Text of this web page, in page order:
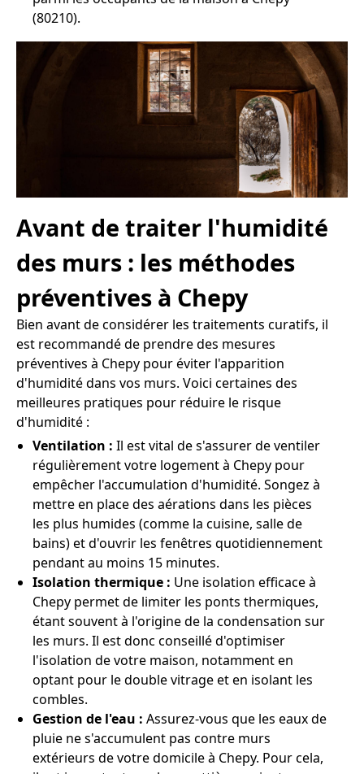
(80210).
Avant de traiter l'humidité
des murs : les méthodes
préventives à Chepy
Bien avant de considérer les traitements curatifs, il
est recommandé de prendre des mesures
préventives à Chepy pour éviter l'apparition
d'humidité dans vos murs. Voici certaines des
meilleures pratiques pour réduire le risque
d'humidité :
Ventilation : Il est vital de s'assurer de ventiler
régulièrement votre logement à Chepy pour
empêcher l'accumulation d'humidité. Songez à
mettre en place des aérations dans les pièces
les plus humides (comme la cuisine, salle de
bains) et d'ouvrir les fenêtres quotidiennement
pendant au moins 15 minutes.
Isolation thermique : Une isolation efficace à
Chepy permet de limiter les ponts thermiques,
étant souvent à l'origine de la condensation sur
les murs. Il est donc conseillé d'optimiser
l'isolation de votre maison, notamment en
optant pour le double vitrage et en isolant les
combles.
Gestion de l'eau : Assurez-vous que les eaux de
pluie ne s'accumulent pas contre murs
extérieurs de votre domicile à Chepy. Pour cela,